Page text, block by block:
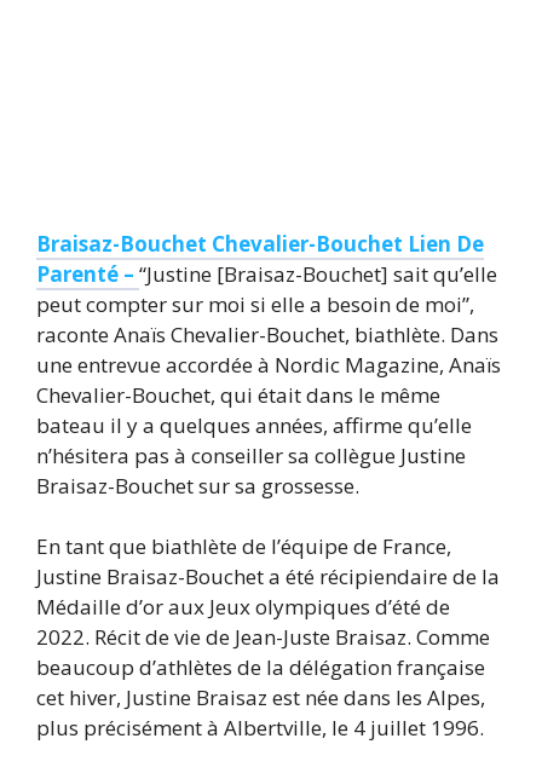
Braisaz-Bouchet Chevalier-Bouchet Lien De
Parenté – “Justine [Braisaz-Bouchet] sait qu’elle
peut compter sur moi si elle a besoin de moi”,
raconte Anaïs Chevalier-Bouchet, biathlète. Dans
une entrevue accordée à Nordic Magazine, Anaïs
Chevalier-Bouchet, qui était dans le même
bateau il y a quelques années, affirme qu’elle
n’hésitera pas à conseiller sa collègue Justine
Braisaz-Bouchet sur sa grossesse.
En tant que biathlète de l’équipe de France,
Justine Braisaz-Bouchet a été récipiendaire de la
Médaille d’or aux Jeux olympiques d’été de
2022. Récit de vie de Jean-Juste Braisaz. Comme
beaucoup d’athlètes de la délégation française
cet hiver, Justine Braisaz est née dans les Alpes,
plus précisément à Albertville, le 4 juillet 1996.